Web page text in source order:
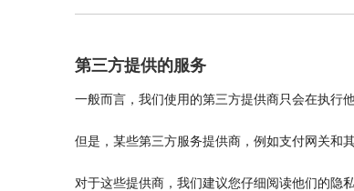
第三方提供的服务
一般而言，我们使用的第三方提供商只会在执行
但是，某些第三方服务提供商，例如支付网关和
对于这些提供商，我们建议您仔细阅读他们的隐